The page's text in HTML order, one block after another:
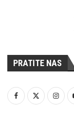
PRATITE NAS